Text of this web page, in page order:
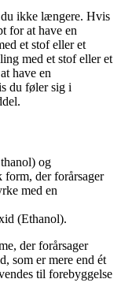
ikke længere. Hvis
for at have en
et stof eller et
med et stof eller et
have en
du føler sig i
og
der forårsager
med en
(Ethanol).
der forårsager
som er mere end ét
til forebyggelse